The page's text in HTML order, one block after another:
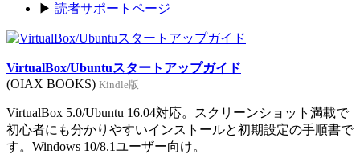
▶ 読者サポートページ
VirtualBox/Ubuntuスタートアップガイド
(OIAX BOOKS) Kindle版
VirtualBox 5.0/Ubuntu 16.04対応。スクリーンショット満載で
初心者にも分かりやすいインストールと初期設定の手順書で
す。Windows 10/8.1ユーザー向け。